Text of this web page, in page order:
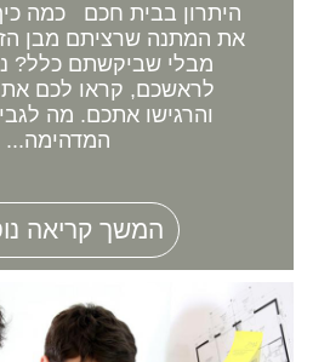
היתרון בבית חכם כמה
את המתנה שרציתם מבן
מבלי שביקשתם כלל?
לראשכם, קראו לכם
והרגישו אתכם. מה
המדהימה...
המשך קריאה